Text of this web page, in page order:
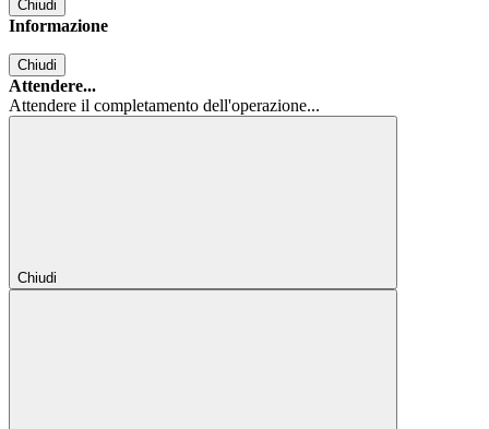
Chiudi
Informazione
Chiudi
Attendere...
Attendere il completamento dell'operazione...
Chiudi